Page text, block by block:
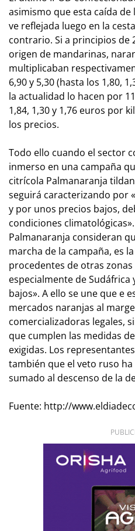
asimismo que esta caída
ve reflejada luego en la
contrario. Si a principios de
origen de mandarinas,
multiplicaban
6,90 y 5,30 (hasta los 1,80,
la actualidad lo hacen por
1,84, 1,30 y 1,76 euros por
los precios.
Todo ello cuando el sector
inmerso en una campaña
citrícola Palmanaranja
seguirá caracterizando por
y por unos precios bajos,
condiciones
Palmanaranja consideran
marcha de la campaña, es
procedentes de otras
especialmente de Sudáfrica
bajos». A ello se une que e
mercados naranjas al
comercializadoras legales,
que cumplen las medidas
exigidas. Los
también que el veto ruso
sumado al descenso de la
Fuente: http://